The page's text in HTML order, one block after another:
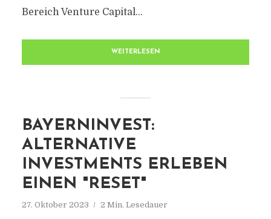
Bereich Venture Capital...
WEITERLESEN
BAYERNINVEST:
ALTERNATIVE
INVESTMENTS ERLEBEN
EINEN "RESET"
27. Oktober 2023 2 Min. Lesedauer